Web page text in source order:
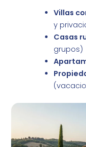
Villas
y
Casas
grupos)